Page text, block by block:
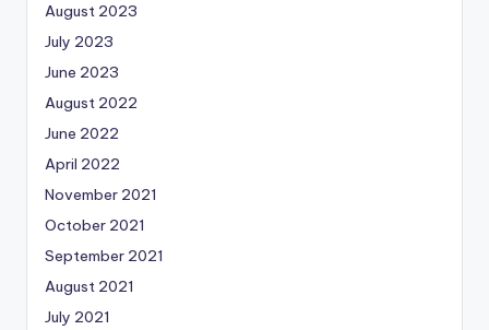
August 2023
July 2023
June 2023
August 2022
June 2022
April 2022
November 2021
October 2021
September 2021
August 2021
July 2021